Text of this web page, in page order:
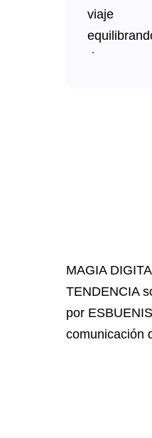
MAGIA
TENDENCIA
por
comunicación